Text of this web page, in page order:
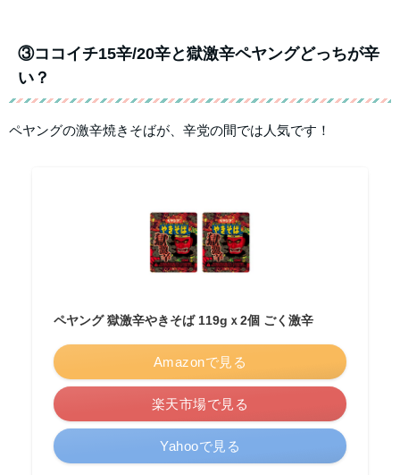
③ココイチ15辛/20辛と獄激辛ペヤングどっちが辛
い？
ペヤングの激辛焼きそばが、辛党の間では人気です！
ペヤング 獄激辛やきそば 119gｘ2個 ごく激辛
Amazonで見る
楽天市場で見る
Yahooで見る